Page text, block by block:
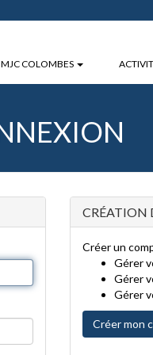
MJC COLOMBES
CRÉATION
Créer un
Gérer
Gérer
Gérer
Créer mon